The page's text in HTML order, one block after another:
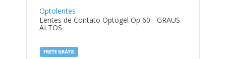
Optolentes
Lentes de Contato Optogel Op 60 - GRAUS
ALTOS